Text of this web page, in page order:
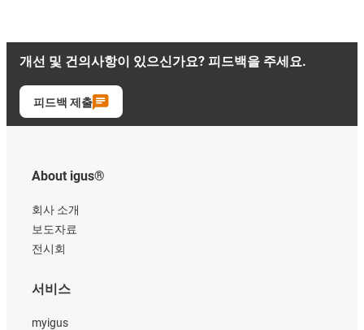
개선 및 건의사항이 있으신가요? 피드백을 주세요.
피드백 제출
About igus®
회사 소개
보도자료
전시회
서비스
myigus